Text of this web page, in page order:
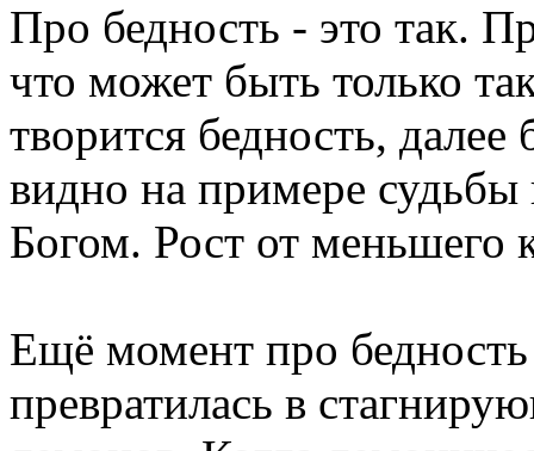
Про бедность - это так.
что может быть только
творится бедность, далее
видно на примере
Богом. Рост от меньшего
Ещё момент про бедность
превратилась в